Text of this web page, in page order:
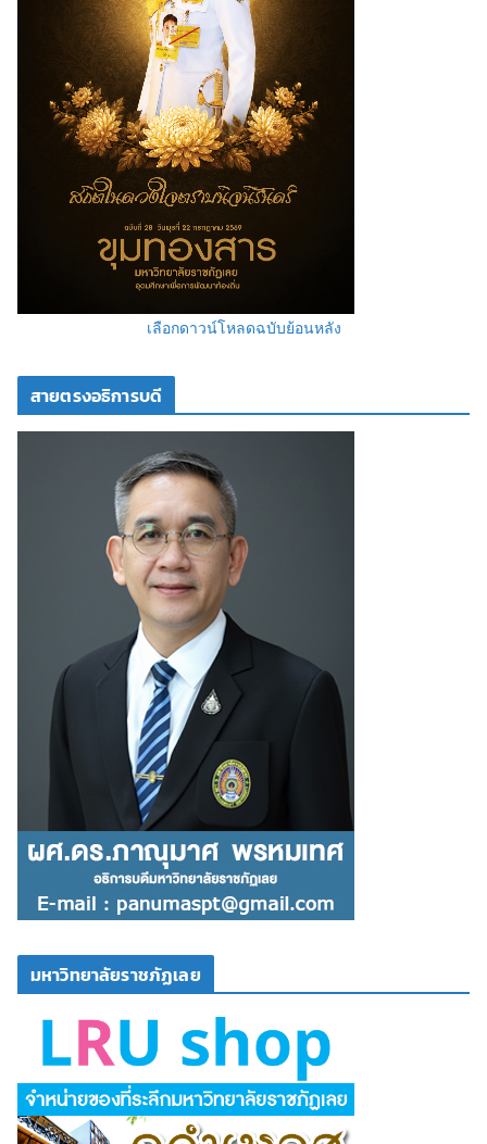
เลือกดาวน์โหลดฉบับย้อนหลัง
สายตรงอธิการบดี
มหาวิทยาลัยราชภัฏเลย